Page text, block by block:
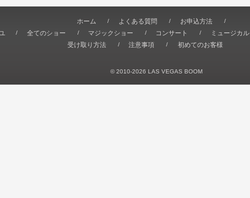
ホーム よくある質問
お申込方法
全てのショー マジックショー コンサート ミュージカル
受け取り方法
注意事項 初めてのお客様
© 2010-2026 LAS VEGAS BOOM